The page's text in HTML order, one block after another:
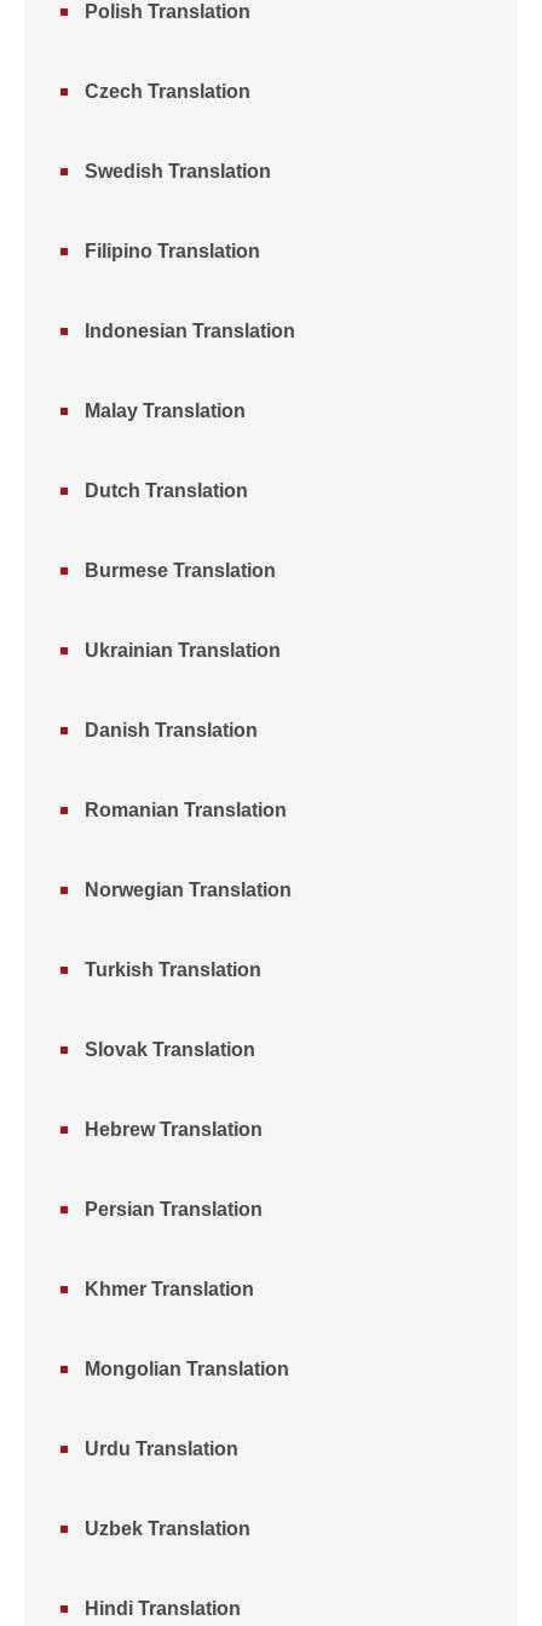
Polish Translation
Czech Translation
Swedish Translation
Filipino Translation
Indonesian Translation
Malay Translation
Dutch Translation
Burmese Translation
Ukrainian Translation
Danish Translation
Romanian Translation
Norwegian Translation
Turkish Translation
Slovak Translation
Hebrew Translation
Persian Translation
Khmer Translation
Mongolian Translation
Urdu Translation
Uzbek Translation
Hindi Translation